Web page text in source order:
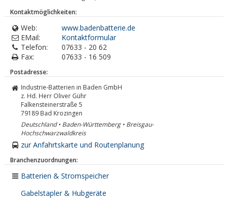
Kontaktmöglichkeiten:
Web:
www.badenbatterie.de
EMail:
Kontaktformular
Telefon:
07633 - 20 62
Fax:
07633 - 16 509
Postadresse:
Industrie-Batterien in Baden GmbH
z. Hd. Herr Oliver Gühr
Falkensteinerstraße 5
79189 Bad Krozingen
Deutschland • Baden-Württemberg • Breisgau-
Hochschwarzwaldkreis
zur Anfahrtskarte und Routenplanung
Branchenzuordnungen:
Batterien & Stromspeicher
Gabelstapler & Hubgeräte